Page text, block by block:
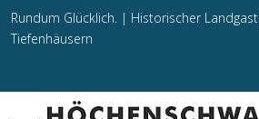
Rundum Glücklich. | Historischer
Tiefenhäusern